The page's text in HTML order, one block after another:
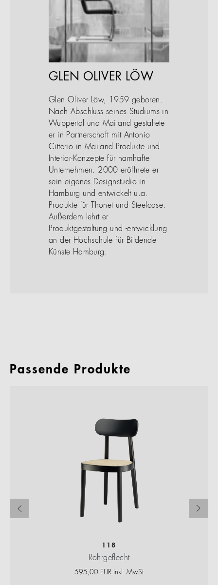
GLEN OLIVER LÖW
Glen Oliver Löw, 1959 geboren.
Nach Abschluss seines Studiums in
Wuppertal und Mailand gestaltete
er in Partnerschaft mit Antonio
Citterio in Mailand Produkte und
Interior-Konzepte für namhafte
Unternehmen. 2000 eröffnete er
sein eigenes Designstudio in
Hamburg und entwickelt u.a.
Produkte für Thonet und Steelcase.
Außerdem lehrt er
Produktgestaltung und -entwicklung
an der Hochschule für Bildende
Künste Hamburg.
Passende Produkte
118
Rohrgeflecht
595,00 EUR inkl. MwSt